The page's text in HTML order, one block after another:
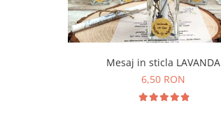
Mesaj in sticla LAVANDA
6,50 RON